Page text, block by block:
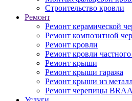
Строительство кровли
Ремонт
Ремонт керамической
Ремонт композитной
Ремонт кровли
Ремонт кровли
Ремонт крыши
Ремонт крыши гаража
Ремонт крыши из
Ремонт черепицы